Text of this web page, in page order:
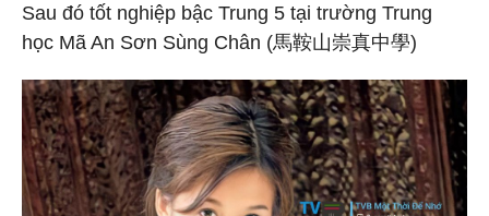
Sau đó tốt nghiệp bậc Trung 5 tại trường Trung
học Mã An Sơn Sùng Chân (馬鞍山崇真中學)